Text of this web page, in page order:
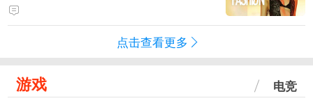
点击查看更多
游戏 电竞